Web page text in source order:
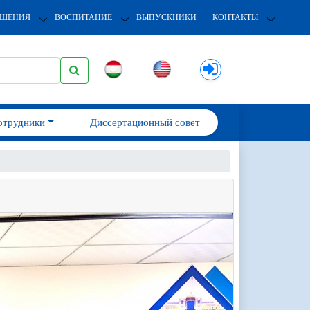
ВОСПИТАНИЕ ВЫПУСКНИКИ КОНТАКТЫ
Диссертационный совет